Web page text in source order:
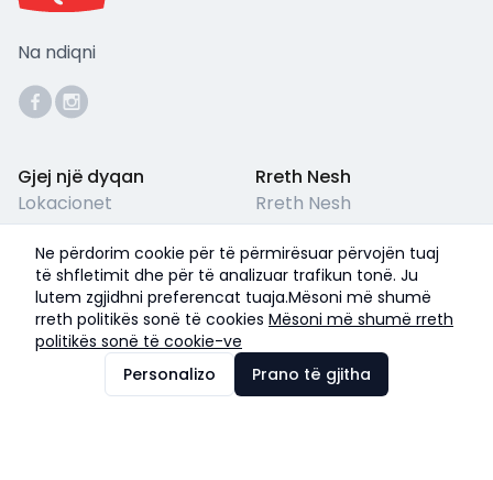
Na ndiqni
Gjej një dyqan
Lokacionet
Rreth Nesh
Rreth Nesh
Përkujdesja për Klientët
Pyetjet e Shpeshta
Kushtet ligjore
Termet & Kushtet
Politika e Privatësisë
©2026
Kemi Shoes
Me ❤️ nga
Ne përdorim cookie për të përmirësuar përvojën tuaj
të shfletimit dhe për të analizuar trafikun tonë. Ju
lutem zgjidhni preferencat tuaja.Mësoni më shumë
rreth politikës sonë të cookies Mësoni më shumë rreth
politikës sonë të cookie-ve
Personalizo
Prano të gjitha